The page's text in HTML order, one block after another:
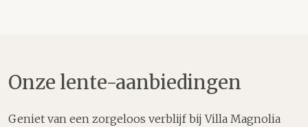
Onze lente-aanbiedingen
Geniet van een zorgeloos verblijf bij Villa Magnolia